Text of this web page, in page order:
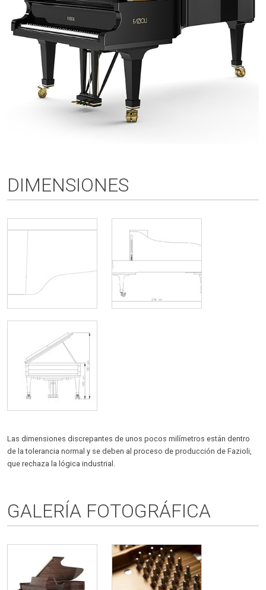
DIMENSIONES
Las dimensiones discrepantes de unos pocos milímetros están dentro
de la tolerancia normal y se deben al proceso de producción de Fazioli,
que rechaza la lógica industrial.
GALERÍA FOTOGRÁFICA